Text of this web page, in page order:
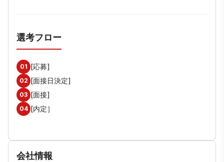
選考フロー
01 [応募]
02 [面接日決定]
03 [面接]
04 [内定］
会社情報